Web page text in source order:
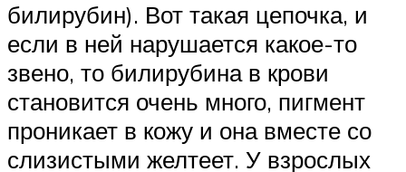
билирубин). Вот такая цепочка, и
если в ней нарушается какое-то
звено, то билирубина в крови
становится очень много, пигмент
проникает в кожу и она вместе со
слизистыми желтеет. У взрослых